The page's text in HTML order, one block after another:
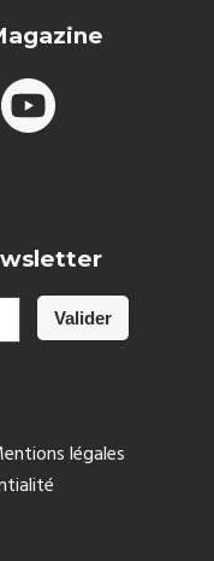
légales